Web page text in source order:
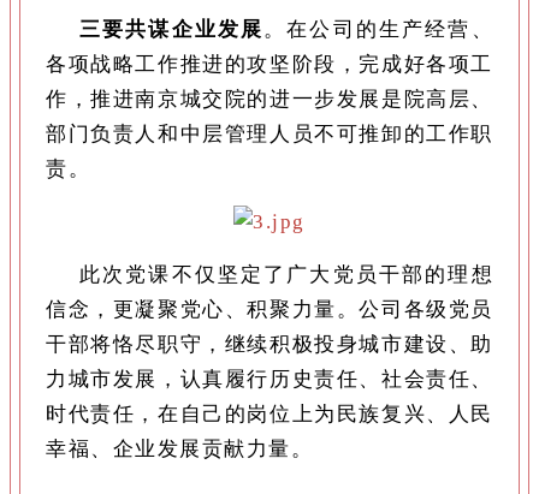
三要共谋企业发展。在公司的生产经营、
各项战略工作推进的攻坚阶段，完成好各项工
作，推进南京城交院的进一步发展是院高层、
部门负责人和中层管理人员不可推卸的工作职
责。
此次党课不仅坚定了广大党员干部的理想
信念，更凝聚党心、积聚力量。公司各级党员
干部将恪尽职守，继续积极投身城市建设、助
力城市发展，认真履行历史责任、社会责任、
时代责任，在自己的岗位上为民族复兴、人民
幸福、企业发展贡献力量。